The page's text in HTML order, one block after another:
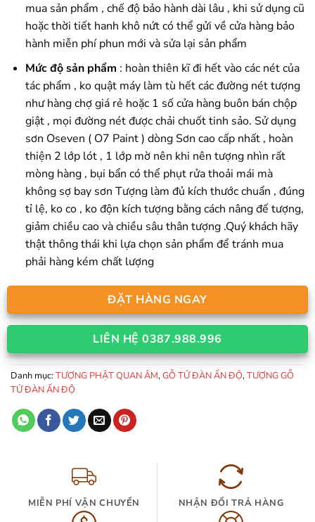
mua sản phẩm , chế độ bảo hành dài lâu , khi sử dụng cũ
hoặc thời tiết hanh khô nứt có thể gửi về cửa hàng bảo
hành miễn phí phun mới và sửa lại sản phẩm
Mức độ sản phẩm : hoàn thiên kĩ đi hết vào các nét của
tác phẩm , ko quật máy làm tù hết các đường nét tượng
như hàng chợ giá rẻ hoặc 1 số cửa hàng buôn bán chộp
giật , mọi đường nét được chải chuốt tinh sảo. Sử dụng
sơn Oseven ( O7 Paint ) dòng Sơn cao cấp nhất , hoàn
thiện 2 lớp lót , 1 lớp mờ nên khi nên tượng nhìn rất
mòng hàng , bụi bẩn có thể phụt rửa thoải mái mà
không sợ bay sơn Tượng làm đủ kích thước chuẩn , đúng
tỉ lệ, ko co , ko độn kích tượng bằng cách nâng đế tượng,
giảm chiều cao và chiều sâu thân tượng .Quý khách hãy
thật thông thái khi lựa chọn sản phẩm để tránh mua
phải hàng kém chất lượng
ĐẶT HÀNG NGAY
LIÊN HỆ 0387.988.996
Danh mục:TƯỢNG PHẬT QUAN ÂM,GỖ TỬ ĐÀN ẤN ĐỘ,TƯỢNG GỖ
TỬ ĐÀN ẤN ĐỘ
MIỄN PHÍ VẬN CHUYỂN NHẬN ĐỔI TRẢ HÀNG